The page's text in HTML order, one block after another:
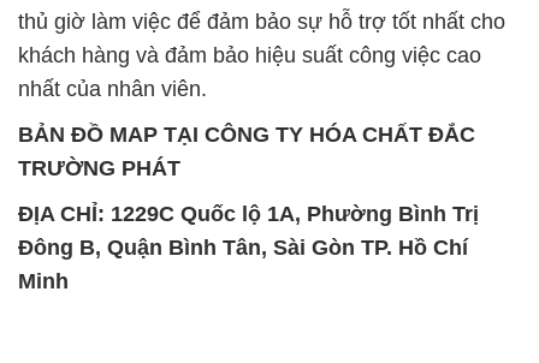
thủ giờ làm việc để đảm bảo sự hỗ trợ tốt nhất cho
khách hàng và đảm bảo hiệu suất công việc cao
nhất của nhân viên.
BẢN ĐỒ MAP TẠI CÔNG TY HÓA CHẤT ĐẮC
TRƯỜNG PHÁT
ĐỊA CHỈ: 1229C Quốc lộ 1A, Phường Bình Trị
Đông B, Quận Bình Tân, Sài Gòn TP. Hồ Chí
Minh